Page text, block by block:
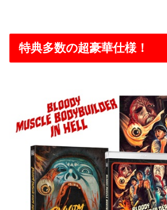
特典多数の超豪華仕様！